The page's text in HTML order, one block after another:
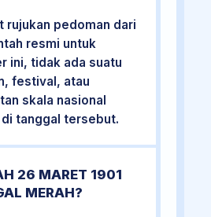
rujukan pedoman dari
resmi untuk
ini, tidak ada suatu
festival, atau
skala nasional
di tanggal tersebut.
26 MARET 1901
MERAH?